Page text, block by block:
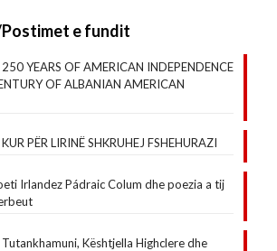
e fundit
YEARS OF AMERICAN INDEPENDENCE
OF ALBANIAN AMERICAN
PËR LIRINË SHKRUHEJ FSHEHURAZI
Irlandez Pádraic Colum dhe poezia a tij
Tutankhamuni, Kështjella Highclere dhe